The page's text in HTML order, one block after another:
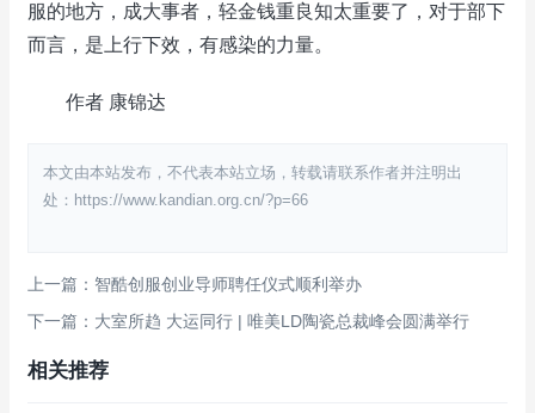
服的地方，成大事者，轻金钱重良知太重要了，对于部下
而言，是上行下效，有感染的力量。
作者 康锦达
本文由本站发布，不代表本站立场，转载请联系作者并注明出
处：https://www.kandian.org.cn/?p=66
上一篇：智酷创服创业导师聘任仪式顺利举办
下一篇：大室所趋 大运同行 | 唯美LD陶瓷总裁峰会圆满举行
相关推荐